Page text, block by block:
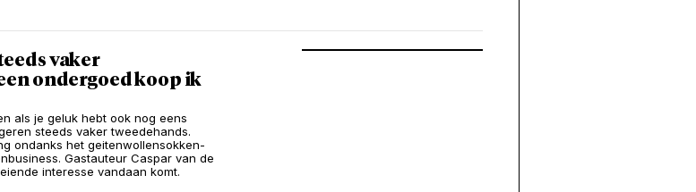
vaker
ondergoed koop ik
als je geluk hebt ook nog eens
steeds vaker tweedehands.
ondanks het geitenwollensokken-
Gastauteur Caspar van de
interesse vandaan komt.